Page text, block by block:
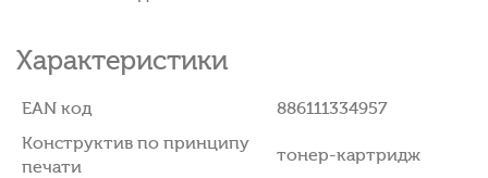
Характеристики
EAN код
886111334957
Конструктив по принципу
печати
тонер-картридж